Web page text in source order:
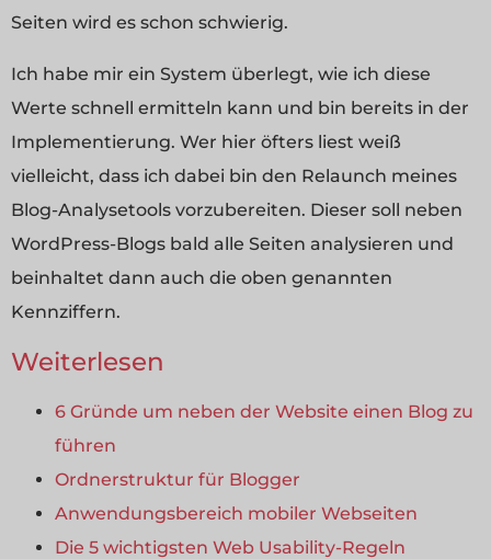
Seiten wird es schon schwierig.
Ich habe mir ein System überlegt, wie ich diese
Werte schnell ermitteln kann und bin bereits in der
Implementierung. Wer hier öfters liest weiß
vielleicht, dass ich dabei bin den Relaunch meines
Blog-Analysetools vorzubereiten. Dieser soll neben
WordPress-Blogs bald alle Seiten analysieren und
beinhaltet dann auch die oben genannten
Kennziffern.
Weiterlesen
6 Gründe um neben der Website einen Blog zu
führen
Ordnerstruktur für Blogger
Anwendungsbereich mobiler Webseiten
Die 5 wichtigsten Web Usability-Regeln